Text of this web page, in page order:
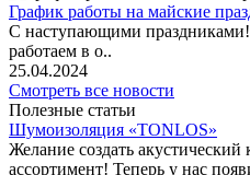
График работы на майские
С наступающими
работаем в о..
25.04.2024
Смотреть все новости
Полезные статьи
Шумоизоляция «TONLOS»
Желание создать
ассортимент! Теперь у нас